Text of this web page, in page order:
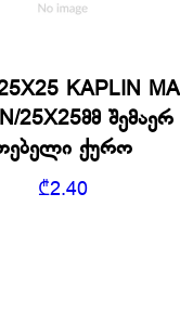
KAPLIN MA
25X25მმ შემაერ
ქურო
₾2.40